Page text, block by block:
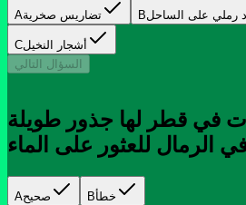
Aتضاريس صخرية Bرملي على الساحل
Cأشجار النخيل
السؤال التالي
في قطر لها جذور طويلة
Aصحيح Bخطأ